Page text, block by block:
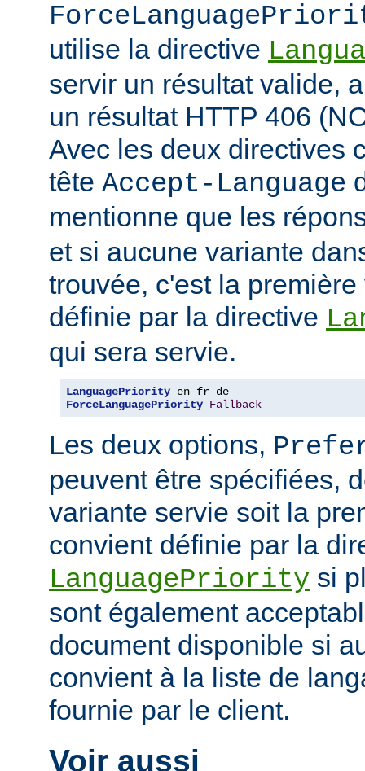
utilise la directive
servir un résultat valide,
un résultat HTTP 406
Avec les deux directives
tête Accept-Language
mentionne que les
et si aucune variante
trouvée, c'est la
définie par la directive
qui sera servie.
LanguagePriority
ForceLanguagePriority Fallback
Les deux options,
peuvent être spécifiées,
variante servie soit la
convient définie par la
LanguagePriority si
sont également
document disponible si
convient à la liste de
fournie par le client.
Voir aussi